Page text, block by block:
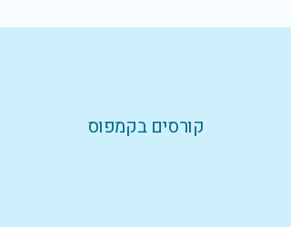
קורסים בקמפוס